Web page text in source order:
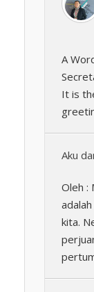
A
It is
Aku
Oleh :
kita.